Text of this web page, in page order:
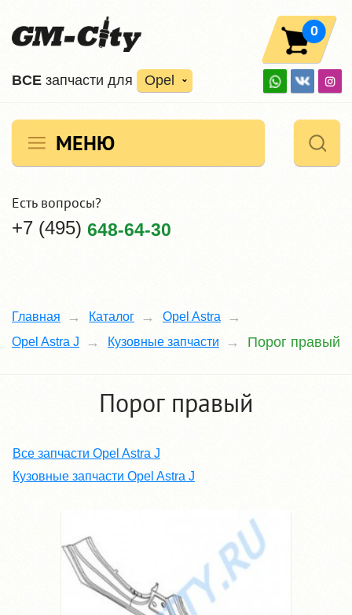
ВCE запчасти для Opel
0
МЕНЮ
Есть вопросы?
+7 (495) 648-64-30
Главная Каталог
Opel Astra
Opel Astra J
Кузовные запчасти Порог правый
Порог правый
Все запчасти Opel Astra J
Кузовные запчасти Opel Astra J